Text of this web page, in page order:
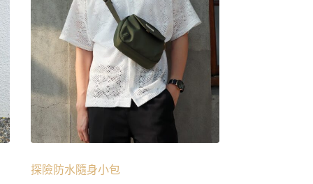
探險防水隨身小包